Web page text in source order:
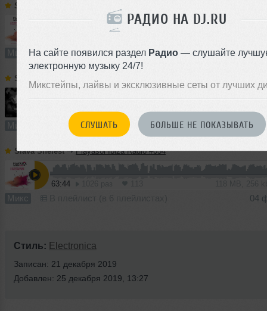
РАДИО НА DJ.RU
На сайте появился раздел Радио — слушайте
электронную музыку 24/7!
Микстейпы, лайвы и эксклюзивные сеты от лучших
СЛУШАТЬ БОЛЬШЕ НЕ ПОКАЗЫВАТЬ
Slava Shelest
Микс В плейлист (в 5 плейлистах)
Slava Shelest
1001 раз 137 MB, 320
Микс В плейлист (в 1 плейлисте)
Slava Shelest ➝Playasol Ibiza Radio #054
63:44
Микс 04
Стиль: Electronica
Записан: 21 декабря 2019
Добавлен: 25 декабря 2019, 13:27